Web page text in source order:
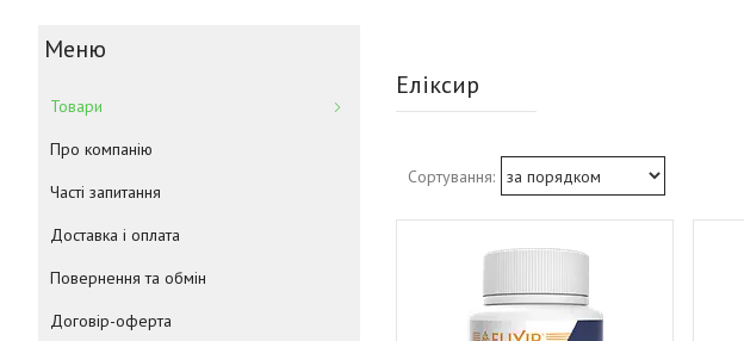
Еліксир
Товари
Про компанію
Часті запитання
Доставка і оплата
Повернення та обмін
Договір-оферта